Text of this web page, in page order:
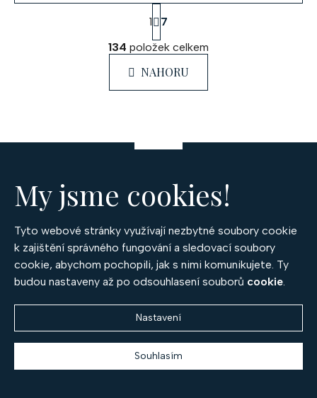
My jsme cookies!
Tyto webové stránky využívají nezbytné soubory cookie
k zajištění správného fungování a sledovací soubory
cookie, abychom pochopili, jak s nimi komunikujete. Ty
budou nastaveny až po odsouhlasení souborů cookie.
Nastavení
Souhlasím
O
v
l
á
r
v
k
y
v
ý
i
s
u
S
t
r
á
n
1
7
134 položek celkem
NAHORU
český výrobce prémiových šperků
Po – Pá 9:30 – 17:00
+420 777 994 417
prodejna@diamant.cz